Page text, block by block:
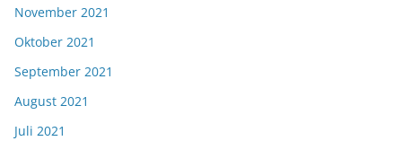
November 2021
Oktober 2021
September 2021
August 2021
Juli 2021